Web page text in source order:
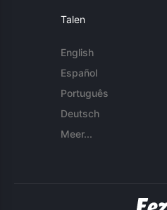
Talen
English
Español
Português
Deutsch
Meer...